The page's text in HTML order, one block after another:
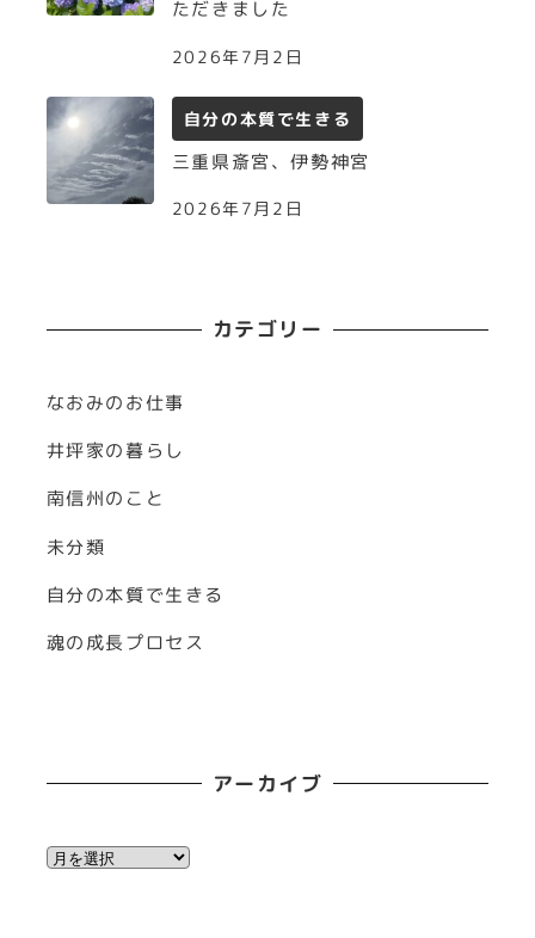
ただきました
2026年7月2日
自分の本質で生きる
三重県斎宮、伊勢神宮
2026年7月2日
カテゴリー
なおみのお仕事
井坪家の暮らし
南信州のこと
未分類
自分の本質で生きる
魂の成長プロセス
アーカイブ
ア